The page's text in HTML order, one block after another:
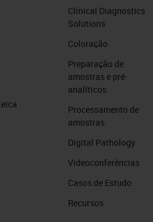
Clinical Diagnostics
Solutions
Coloração
Preparação de
amostras e pré-
analíticos
Processamento de
amostras
Digital Pathology
Videoconferências
Casos de Estudo
Recursos